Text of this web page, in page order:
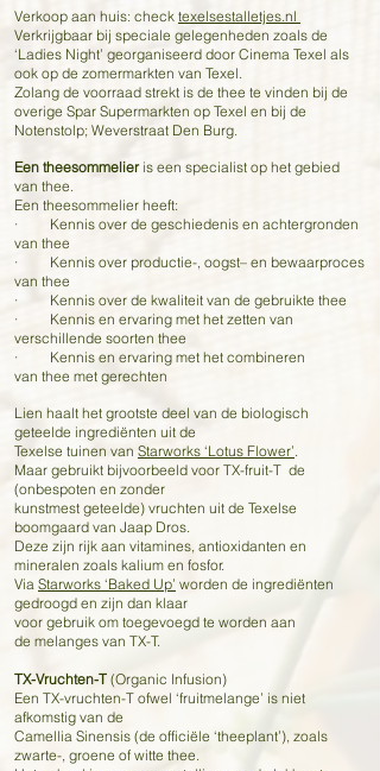
Verkoop aan huis: check texelsestalletjes.nl
Verkrijgbaar bij speciale gelegenheden zoals de
‘Ladies Night’ georganiseerd door Cinema Texel als
ook op de zomermarkten van Texel.
Zolang de voorraad strekt is de thee te vinden bij de
overige Spar Supermarkten op Texel en bij de
Notenstolp; Weverstraat Den Burg.
Een theesommelieris een specialist op het gebied
van thee.
Een theesommelier heeft:
· Kennis over de geschiedenis en achtergronden
van thee
· Kennis over productie-, oogst– en bewaarproces
van thee
· Kennis over de kwaliteit van de gebruikte thee
· Kennis en ervaring met het zetten van
verschillende soorten thee
· Kennis en ervaring met het combineren
van thee met gerechten
Lien haalt het grootste deel van de biologisch
geteelde ingrediënten uit de
Texelse tuinen van Starworks ‘Lotus Flower’.
Maar gebruikt bijvoorbeeld voor TX-fruit-T de
(onbespoten en zonder
kunstmest geteelde) vruchten uit de Texelse
boomgaard van Jaap Dros.
Deze zijn rijk aan vitamines, antioxidanten en
mineralen zoals kalium en fosfor.
Via Starworks ‘Baked Up’ worden de ingrediënten
gedroogd en zijn dan klaar
voor gebruik om toegevoegd te worden aan
de melanges van TX-T.
TX-Vruchten-T (Organic Infusion)
Een TX-vruchten-T ofwel ‘fruitmelange’ is niet
afkomstig van de
Camellia Sinensis (de officiële ‘theeplant’), zoals
zwarte-, groene of witte thee.